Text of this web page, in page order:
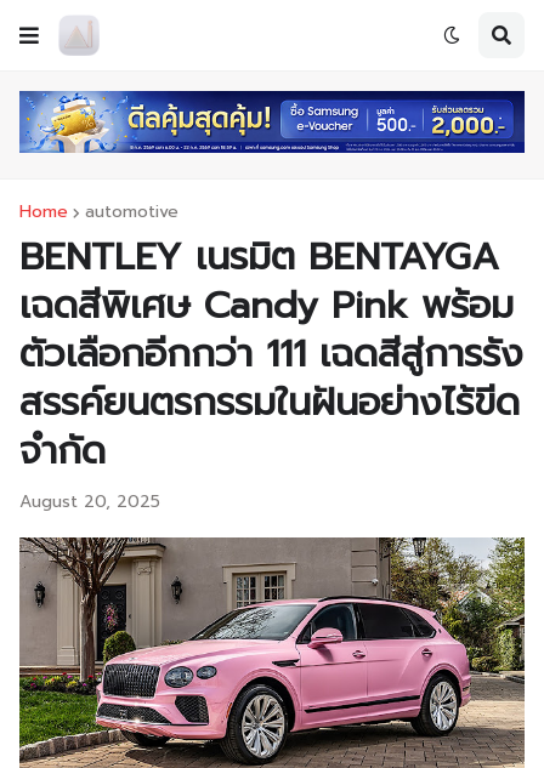
Home automotive
BENTLEY เนรมิต BENTAYGA
เฉดสีพิเศษ Candy Pink พร้อม
ตัวเลือกอีกกว่า 111 เฉดสีสู่การรัง
สรรค์ยนตรกรรมในฝันอย่างไร้ขีด
จำกัด
August 20, 2025